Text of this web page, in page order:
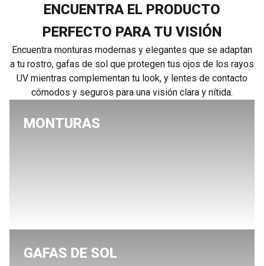
ENCUENTRA EL PRODUCTO
PERFECTO PARA TU VISIÓN
Encuentra monturas modernas y elegantes que se adaptan
a tu rostro, gafas de sol que protegen tus ojos de los rayos
UV mientras complementan tu look, y lentes de contacto
cómodos y seguros para una visión clara y nítida.
MONTURAS
GAFAS DE SOL